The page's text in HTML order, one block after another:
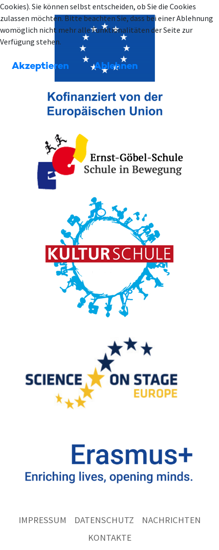
IMPRESSUM DATENSCHUTZ
NACHRICHTEN
KONTAKTE
Cookies). Sie können selbst entscheiden, ob Sie die Cookies
zulassen möchten. Bitte beachten Sie, dass bei einer Ablehnung
womöglich nicht mehr alle Funktionalitäten der Seite zur
Verfügung stehen.
Akzeptieren Ablehnen